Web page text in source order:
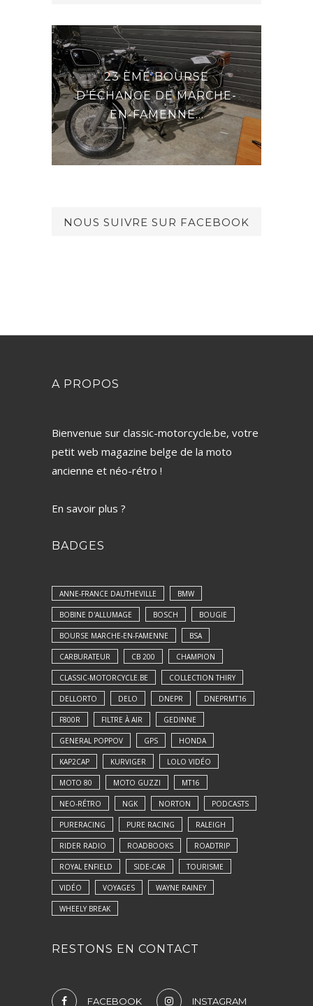
23 ÈME BOURSE
D’ÉCHANGE DE MARCHE-
EN-FAMENNE...
NOUS SUIVRE SUR FACEBOOK
A PROPOS
Bienvenue sur classic-motorcycle.be, votre
petit web magazine belge de la moto
ancienne et néo-rétro !
En savoir plus ?
BADGES
ANNE-FRANCE DAUTHEVILLE BMW
BOBINE D'ALLUMAGE BOSCH BOUGIE
BOURSE MARCHE-EN-FAMENNE BSA
CARBURATEUR CB 200 CHAMPION
CLASSIC-MOTORCYCLE.BE COLLECTION THIRY
DELLORTO DELO DNEPR DNEPRMT16
F800R FILTRE À AIR GEDINNE
GENERAL POPPOV GPS HONDA
KAP2CAP KURVIGER LOLO VIDÉO
MOTO 80 MOTO GUZZI MT16
NEO-RÉTRO NGK NORTON PODCASTS
PURERACING PURE RACING RALEIGH
RIDER RADIO ROADBOOKS ROADTRIP
ROYAL ENFIELD SIDE-CAR TOURISME
VIDÉO VOYAGES WAYNE RAINEY
WHEELY BREAK
RESTONS EN CONTACT
FACEBOOK INSTAGRAM